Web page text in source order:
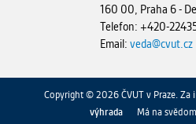
160 00, Praha 6 -
Telefon: +420-
Email: veda@cvut.cz
Copyright © 2026 ČVUT v Praze. Za
výhrada
Má na